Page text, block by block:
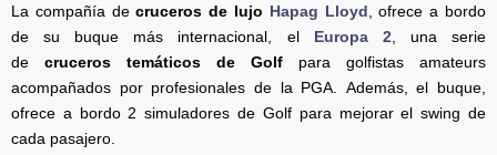
La compañía decruceros de lujo Hapag Lloyd , ofrece a bordo
de su buque más internacional, el Europa 2 , una serie
de cruceros temáticos de Golf para golfistas amateurs
acompañados por profesionales de la PGA. Además, el buque,
ofrece a bordo 2 simuladores de Golf para mejorar el swing de
cada pasajero.